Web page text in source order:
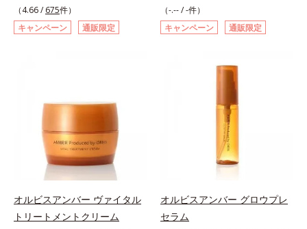
肌のふっくら感や透明感を叶えま
す。美白ケアしながら多角的なエイ
ジングケアが叶うシリーズに。3ス
ミ・ソバカスを防ぐ（ウォッシュを
除く）*2 オルビス内スキンケアシ
リーズの保湿力*3 年齢に応じたお
手入れのこと*4 うるおいによる
*5 乾燥、ハリ・ツヤのなさ*6
乾燥による*7 保湿成分*8 ロニ
セラカエルレア果汁、ノバラエキス
配合＝うるおいを与えハリと透明感
に満ちた肌へ導く保湿成分*9 メマ
っくら感や透明感を叶えます。美白
ケアしながら多角的なエイジングケ
アが叶うシリーズに。3ステップで
果的なシナジー設計で、あなたのエ
イジングケアを応援します。*1 メ
ラニンの生成を抑え、シミ・ソバカ
スを防ぐ（ウォッシュを除く）*2
オルビス内スキンケアシリーズの保
湿力*3 年齢に応じたお手入れのこ
と*4 角層まで*5 うるおいによ
る*6 乾燥、ハリ・ツヤのなさ
ロニセラカエルレア果汁、ノバラエ
キス配合＝うるおいを与えハリと透
明感に満ちた肌へ導く保湿成分
リも透明感(*7)も結果主義。年齢サ
イン(*8)の因子に着目した肌科学エ
イジングケア(*3)シリーズ。オルビ
齢サインについて研究を進めたとこ
ろ、弾力感のない状態である「ハリ
のなさ」や、くすみ(*5)などが現れ
ている状態である「透明感のなさ」
が、大人の肌印象に大きな影響を与
えていることがわかりました。そこ
でオルビスユー ドットシリーズは
美容成分(*9)として「G.D.F.アクテ
ィベーター(*10)」を配合。そし
（4.66 / 675件）
キャンペーン
通販限定
着目した肌科学エイジングケア(*3)
シリーズ。オルビスユー ドットシ
リーズは、年齢による肌悩み一つ一
ていることの根本原因に着目。加齢
いて研究を進めたところ、弾力感の
ない状態である「ハリのなさ」や、
くすみ(*6)などが現れている状態で
ある「透明感のなさ」が現れること
で大人の肌印象に大きな影響を与え
ていることが分かりました。そこで
容成分(*7)として「G.D.F.アクティ
ベーター(*8)」を配合。そして、従
来から配合している美白有効成分
（-.-- / -件）
キャンペーン
通販限定
オルビスアンバー ヴァイタル
トリートメントクリーム
オルビスアンバー グロウプレ
セラム